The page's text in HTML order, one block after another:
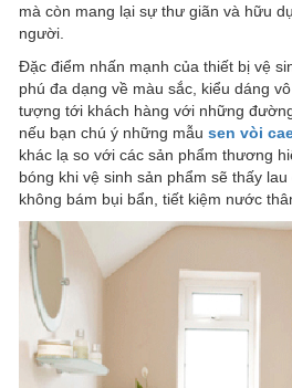
mà còn mang lại sự thư giãn và hữu
người.
Đặc điểm nhấn mạnh của thiết bị vệ
phú đa dạng về màu sắc, kiểu dáng
tượng tới khách hàng với những
nếu bạn chú ý những mẫu sen vòi
khác lạ so với các sản phẩm thương
bóng khi vệ sinh sản phẩm sẽ thấy
không bám bụi bẩn, tiết kiệm nước